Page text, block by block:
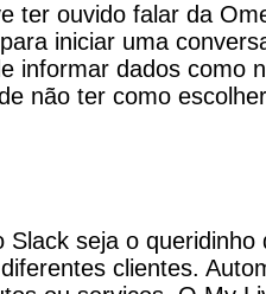
ter ouvido falar da
iniciar uma
informar dados como
não ter como
seja o
clientes.